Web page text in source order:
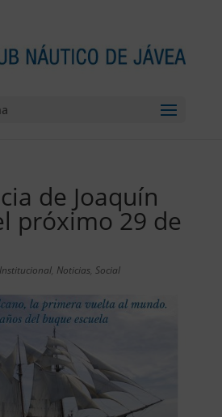
de Joaquín
próximo 29 de
Institucional, Noticias, Social